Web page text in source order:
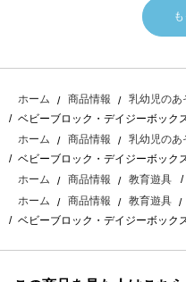
ホーム 商品情報
乳幼児のあ
ベビーブロック・デイジーボック
ホーム
商品情報 乳幼児のあ
ベビーブロック・デイジーボック
ホーム
商品情報 教育遊具
ホーム
商品情報 教育遊具
ベビーブロック・デイジーボック